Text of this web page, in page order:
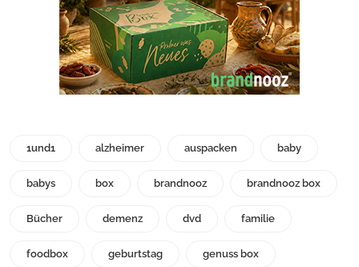
1und1 alzheimer auspacken baby
babys box brandnooz brandnooz box
Bücher demenz dvd familie
foodbox geburtstag genuss box